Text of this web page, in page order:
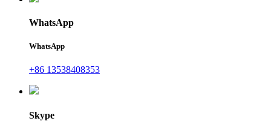
WhatsApp
WhatsApp
+86 13538408353
Skype